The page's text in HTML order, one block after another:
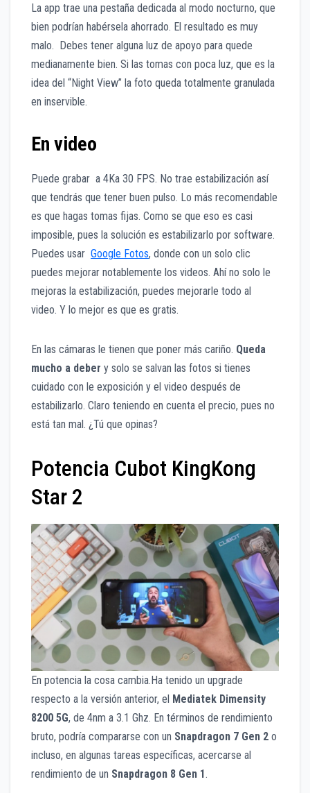
La app trae una pestaña dedicada al modo nocturno, que
bien podrían habérsela ahorrado. El resultado es muy
malo. Debes tener alguna luz de apoyo para quede
medianamente bien. Si las tomas con poca luz, que es la
idea del “Night View” la foto queda totalmente granulada
en inservible.
En video
Puede grabar a 4Ka 30 FPS. No trae estabilización así
que tendrás que tener buen pulso. Lo más recomendable
es que hagas tomas fijas. Como se que eso es casi
imposible, pues la solución es estabilizarlo por software.
Puedes usar Google Fotos, donde con un solo clic
puedes mejorar notablemente los videos. Ahí no solo le
mejoras la estabilización, puedes mejorarle todo al
video. Y lo mejor es que es gratis.
En las cámaras le tienen que poner más cariño. Queda
mucho a deber y solo se salvan las fotos si tienes
cuidado con le exposición y el video después de
estabilizarlo. Claro teniendo en cuenta el precio, pues no
está tan mal. ¿Tú que opinas?
Potencia Cubot KingKong
Star 2
En potencia la cosa cambia.Ha tenido un upgrade
respecto a la versión anterior, el Mediatek Dimensity
8200 5G, de 4nm a 3.1 Ghz. En términos de rendimiento
bruto, podría compararse con un Snapdragon 7 Gen 2 o
incluso, en algunas tareas específicas, acercarse al
rendimiento de un Snapdragon 8 Gen 1.